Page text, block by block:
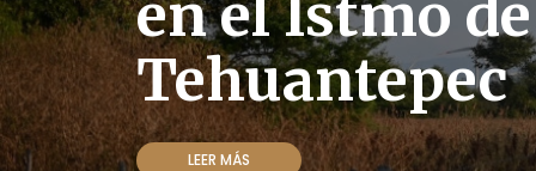
en el Istmo de
Tehuantepec
LEER MÁS